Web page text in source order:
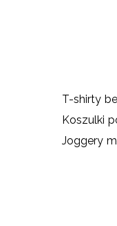
T-shirty
Koszulki
Joggery